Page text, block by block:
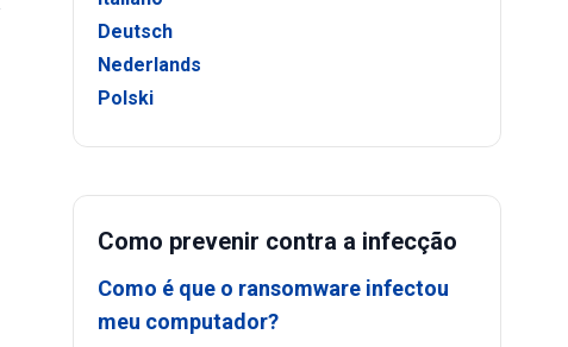
Deutsch
Nederlands
Polski
Como prevenir contra a infecção
Como é que o ransomware infectou
meu computador?